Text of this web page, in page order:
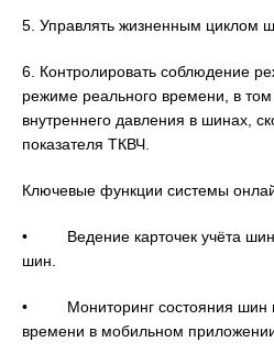
5. Управлять жизненным циклом
6. Контролировать соблюдение
режиме реального времени, в
внутреннего давления в шинах,
показателя ТКВЧ.
Ключевые функции системы
• Ведение карточек учёта шин
шин.
• Мониторинг состояния шин
времени в мобильном